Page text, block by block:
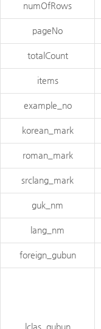
numOfRows
pageNo
totalCount
items
example_no
korean_mark
roman_mark
srclang_mark
guk_nm
lang_nm
foreign_gubun
lclas_gubun